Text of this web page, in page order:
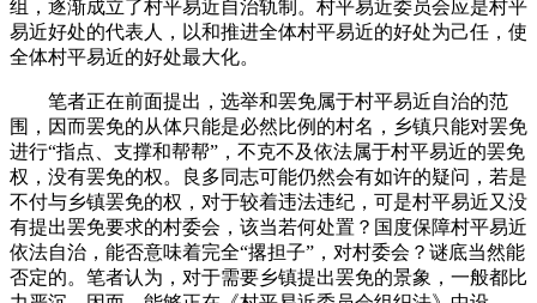
组，逐渐成立了村平易近自治轨制。村平易近委员会应是村平
易近好处的代表人，以和推进全体村平易近的好处为己任，使
全体村平易近的好处最大化。
笔者正在前面提出，选举和罢免属于村平易近自治的范
围，因而罢免的从体只能是必然比例的村名，乡镇只能对罢免
进行“指点、支撑和帮帮”，不克不及依法属于村平易近的罢免
权，没有罢免的权。良多同志可能仍然会有如许的疑问，若是
不付与乡镇罢免的权，对于较着违法违纪，可是村平易近又没
有提出罢免要求的村委会，该当若何处置？国度保障村平易近
依法自治，能否意味着完全“撂担子”，对村委会？谜底当然能
否定的。笔者认为，对于需要乡镇提出罢免的景象，一般都比